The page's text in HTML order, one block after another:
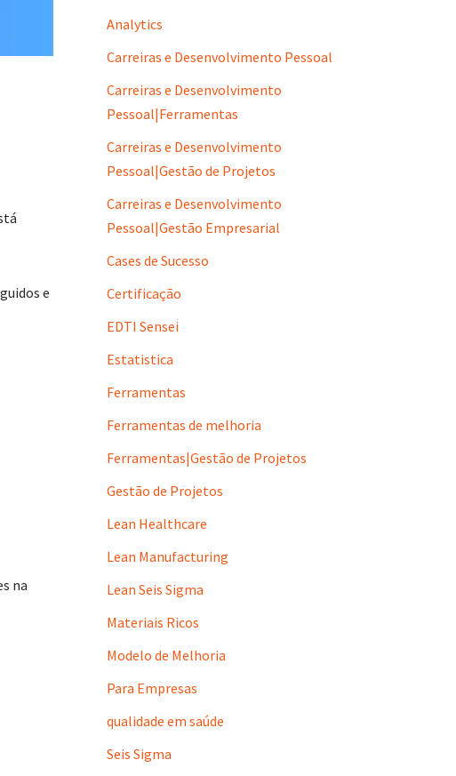
e
na
Analytics
Carreiras e Desenvolvimento Pessoal
Carreiras e Desenvolvimento
Pessoal|Ferramentas
Carreiras e Desenvolvimento
Pessoal|Gestão de Projetos
Carreiras e Desenvolvimento
Pessoal|Gestão Empresarial
Cases de Sucesso
Certificação
EDTI Sensei
Estatistica
Ferramentas
Ferramentas de melhoria
Ferramentas|Gestão de Projetos
Gestão de Projetos
Lean Healthcare
Lean Manufacturing
Lean Seis Sigma
Materiais Ricos
Modelo de Melhoria
Para Empresas
qualidade em saúde
Seis Sigma